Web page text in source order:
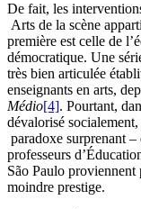
De fait, les
Arts de la scène
première est celle de
démocratique. Une
très bien articulée
enseignants en arts,
Médio[4]. Pourtant,
dévalorisé
paradoxe surprenant
professeurs
São Paulo proviennent
moindre prestige.